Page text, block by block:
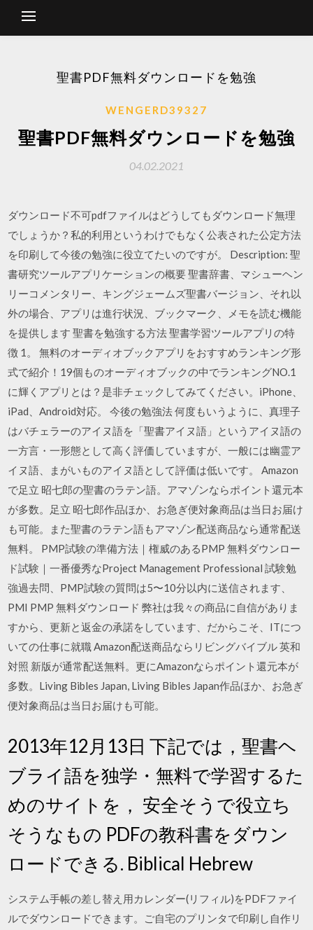
聖書PDF無料ダウンロードを勉強
WENGERD39327
聖書PDF無料ダウンロードを勉強
04.02.2021
ダウンロード不可pdfファイルはどうしてもダウンロード無理
でしょうか？私的利用というわけでもなく公表された公定方法
を印刷して今後の勉強に役立てたいのですが。 Description: 聖
書研究ツールアプリケーションの概要 聖書辞書、マシューヘン
リーコメンタリー、キングジェームズ聖書バージョン、それ以
外の場合、アプリは進行状況、ブックマーク、メモを読む機能
を提供します 聖書を勉強する方法 聖書学習ツールアプリの特
徴 1。 無料のオーディオブックアプリをおすすめランキング形
式で紹介！19個ものオーディオブックの中でランキングNO.1
に輝くアプリとは？是非チェックしてみてください。iPhone、
iPad、Android対応。 今後の勉強法 何度もいうように、真理子
はバチェラーのアイヌ語を「聖書アイヌ語」というアイヌ語の
一方言・一形態として高く評価していますが、一般には幽霊ア
イヌ語、まがいものアイヌ語として評価は低いです。 Amazon
で足立 昭七郎の聖書のラテン語。アマゾンならポイント還元本
が多数。足立 昭七郎作品ほか、お急ぎ便対象商品は当日お届け
も可能。また聖書のラテン語もアマゾン配送商品なら通常配送
無料。 PMP試験の準備方法｜権威のあるPMP 無料ダウンロー
ド試験｜一番優秀なProject Management Professional 試験勉
強過去問、PMP試験の質問は5〜10分以内に送信されます、
PMI PMP 無料ダウンロード 弊社は我々の商品に自信がありま
すから、更新と返金の承諾をしています、だからこそ、ITにつ
いての仕事に就職 Amazon配送商品ならリビングバイブル 英和
対照 新版が通常配送無料。更にAmazonならポイント還元本が
多数。Living Bibles Japan, Living Bibles Japan作品ほか、お急ぎ
便対象商品は当日お届けも可能。
2013年12月13日 下記では，聖書ヘ
ブライ語を独学・無料で学習するた
めのサイトを， 安全そうで役立ち
そうなもの PDFの教科書をダウン
ロードできる. Biblical Hebrew
システム手帳の差し替え用カレンダー(リフィル)をPDFファイ
ルでダウンロードできます。ご自宅のプリンタで印刷し自作リ